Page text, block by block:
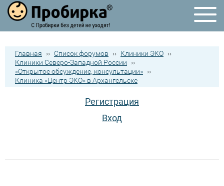
Главная ›› Список форумов ›› Клиники ЭКО ››
Клиники Северо-Западной России
››
«Открытое обсуждение, консультации» ››
Клиника «Центр ЭКО» в Архангельске
Регистрация
Вход